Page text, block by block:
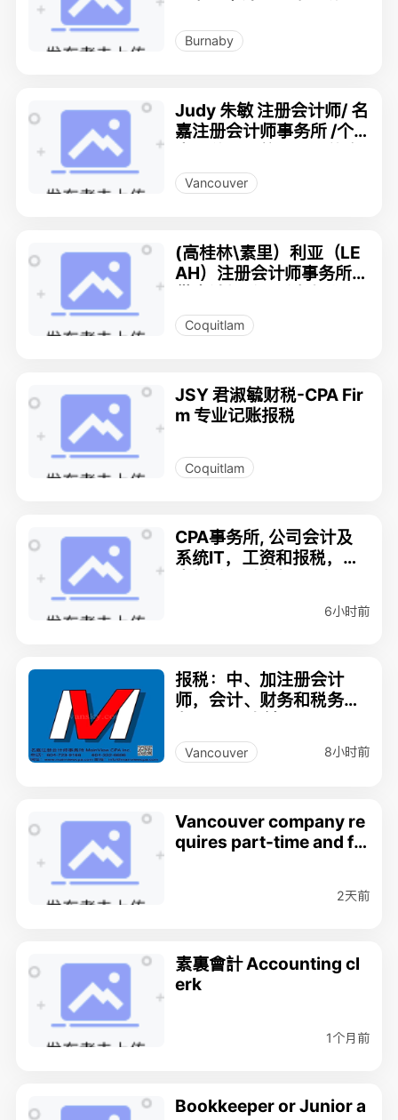
税，个人税， 美国税 778
7107826
Burnaby
Judy 朱敏 注册会计师/ 名
嘉注册会计师事务所 /个
业的会计、财务和税务服
务Vancouver
(高桂林\素里）利亚（LE
AH）注册会计师事务所提
务
Coquitlam
JSY 君淑毓财税-CPA Fir
m 专业记账报税
Coquitlam
CPA事务所, 公司会计及
系统IT，工资和报税，个
6小时前
报税：中、加注册会计
师，会计、财务和税务服
Vancouver 8小时前
Vancouver company re
quires part-time and ful
2天前
素裏會計 Accounting cl
erk
1个月前
Bookkeeper or Junior a